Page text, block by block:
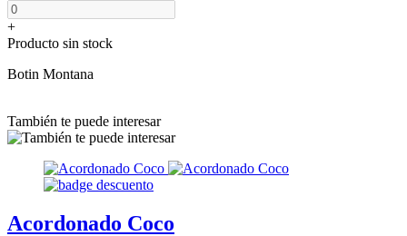
+
Producto sin stock
Botin Montana
También te puede interesar
Acordonado Coco